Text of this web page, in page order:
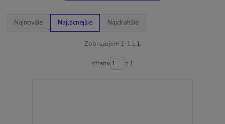
Najnovšie Najlacnejšie Najdrahšie
Zobrazujem 1-1 z 1
strana z 1